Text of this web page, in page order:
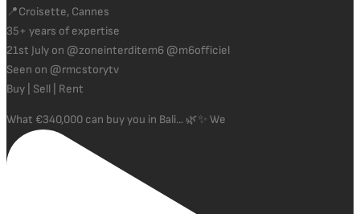
📍Croisette, Cannes
35+ years of expertise
21st July on @zoneinterditem6 @m6officiel
Seen on @rmcstorytv
Buy | Sell | Rent
What €340,000 can buy you in Bali... 🌿✨ We